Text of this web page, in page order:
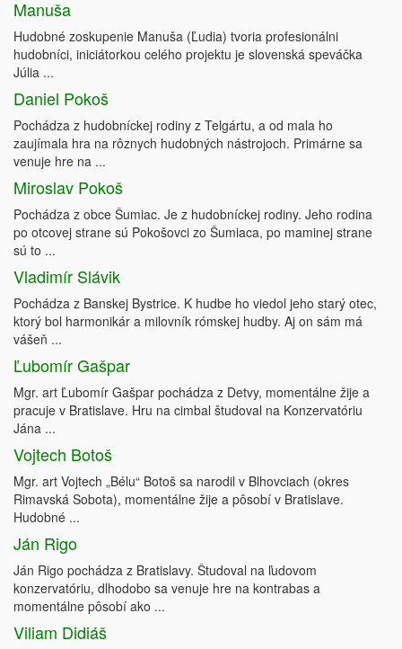
Manuša
Hudobné zoskupenie Manuša (Ľudia) tvoria profesionálni
hudobníci, iniciátorkou celého projektu je slovenská speváčka
Júlia ...
Daniel Pokoš
Pochádza z hudobníckej rodiny z Telgártu, a od mala ho
zaujímala hra na rôznych hudobných nástrojoch. Primárne sa
venuje hre na ...
Miroslav Pokoš
Pochádza z obce Šumiac. Je z hudobníckej rodiny. Jeho rodina
po otcovej strane sú Pokošovci zo Šumiaca, po maminej strane
sú to ...
Vladimír Slávik
Pochádza z Banskej Bystrice. K hudbe ho viedol jeho starý otec,
ktorý bol harmonikár a milovník rómskej hudby. Aj on sám má
vášeň ...
Ľubomír Gašpar
Mgr. art Ľubomír Gašpar pochádza z Detvy, momentálne žije a
pracuje v Bratislave. Hru na cimbal študoval na Konzervatóriu
Jána ...
Vojtech Botoš
Mgr. art Vojtech „Bélu“ Botoš sa narodil v Blhovciach (okres
Rimavská Sobota), momentálne žije a pôsobí v Bratislave.
Hudobné ...
Ján Rigo
Ján Rigo pochádza z Bratislavy. Študoval na ľudovom
konzervatóriu, dlhodobo sa venuje hre na kontrabas a
momentálne pôsobí ako ...
Viliam Didiáš